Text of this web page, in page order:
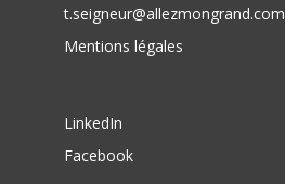
t.seigneur@allezmongrand.com
Mentions légales
LinkedIn
Facebook